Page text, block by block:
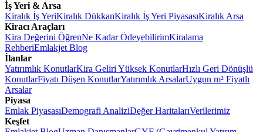
İş Yeri & Arsa
Kiralık İş YeriKiralık DükkanKiralık İş Yeri PiyasasıKiralık Arsa
Kiracı Araçları
Kira Değerini ÖğrenNe Kadar ÖdeyebilirimKiralama
RehberiEmlakjet Blog
İlanlar
Yatırımlık KonutlarKira Geliri Yüksek KonutlarHızlı Geri Dönüşlü
KonutlarFiyatı Düşen KonutlarYatırımlık ArsalarUygun m² Fiyatlı
Arsalar
Piyasa
Emlak PiyasasıDemografi AnaliziDeğer HaritalarıVerilerimiz
Keşfet